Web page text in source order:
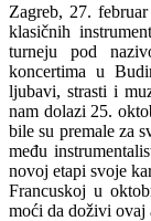
Zagreb, 27.
klasičnih
turneju pod
koncertima u
ljubavi, strasti i
nam dolazi 25.
bile su premale za
među
novoj etapi svoje
Francuskoj u
moći da doživi ovaj